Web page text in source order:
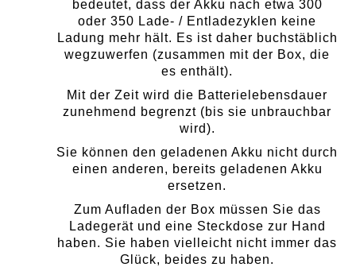
bedeutet, dass der Akku nach etwa 300
oder 350 Lade- / Entladezyklen keine
Ladung mehr hält. Es ist daher buchstäblich
wegzuwerfen (zusammen mit der Box, die
es enthält).
Mit der Zeit wird die Batterielebensdauer
zunehmend begrenzt (bis sie unbrauchbar
wird).
Sie können den geladenen Akku nicht durch
einen anderen, bereits geladenen Akku
ersetzen.
Zum Aufladen der Box müssen Sie das
Ladegerät und eine Steckdose zur Hand
haben. Sie haben vielleicht nicht immer das
Glück, beides zu haben.